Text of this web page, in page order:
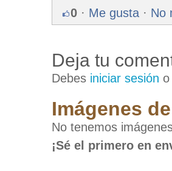
0 · Me gusta · No
Deja tu
Debes iniciar sesión
Imágenes
No tenemos
¡Sé el primero en